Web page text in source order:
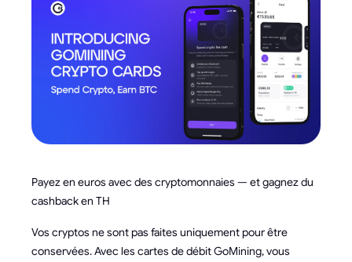
Payez en euros avec des cryptomonnaies — et gagnez du
cashback en TH
Vos cryptos ne sont pas faites uniquement pour être
conservées. Avec les cartes de débit GoMining, vous